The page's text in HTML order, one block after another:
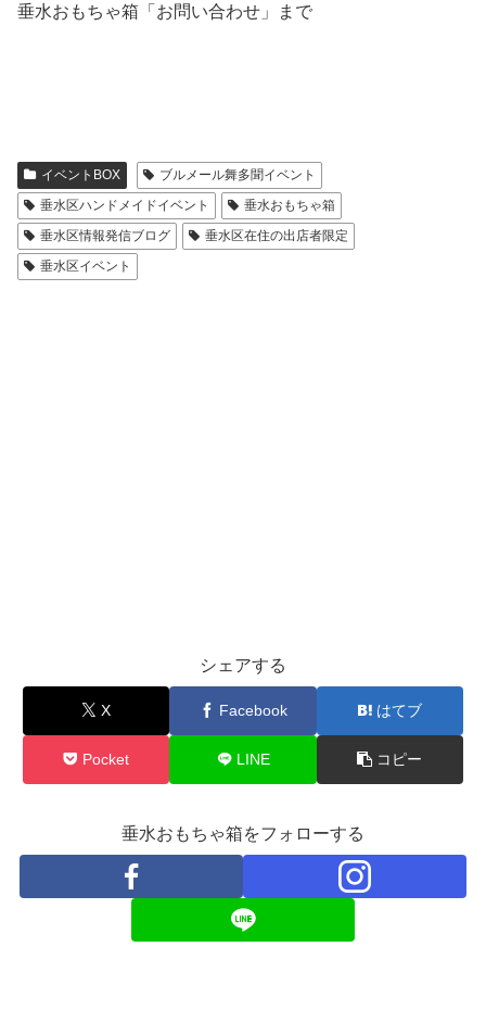
垂水おもちゃ箱「お問い合わせ」まで
イベントBOX
ブルメール舞多聞イベント
垂水区ハンドメイドイベント
垂水おもちゃ箱
垂水区情報発信ブログ
垂水区在住の出店者限定
垂水区イベント
シェアする
X Facebook はてブ
Pocket LINE コピー
垂水おもちゃ箱をフォローする